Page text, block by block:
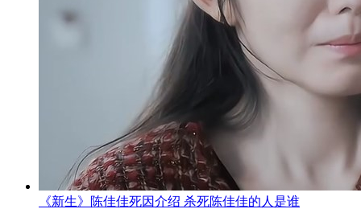
《新生》陈佳佳死因介绍 杀死陈佳佳的人是谁